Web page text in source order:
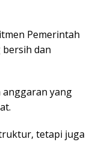
Pemerintah
dan
anggaran yang
tetapi juga